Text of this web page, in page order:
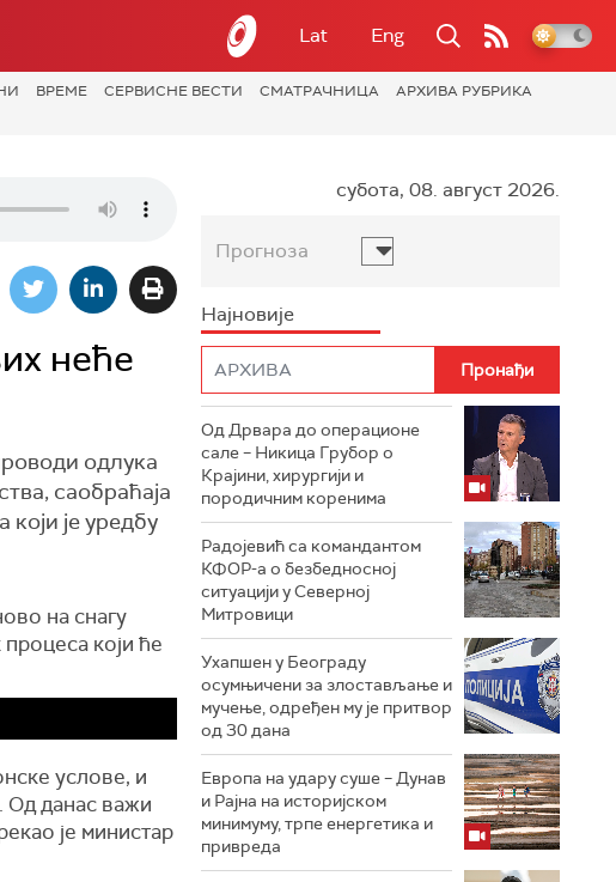
Lat Eng
ВРЕМЕ СЕРВИСНЕ ВЕСТИ СМАТРАЧНИЦА
АРХИВА РУБРИКА
неће
одлука
саобраћаја
је уредбу
на снагу
који ће
услове, и
Од данас важи
је министар
субота, 08. август 2026.
Прогноза
Најновије
Од Дрвара до операционе
сале – Никица Грубор о
Крајини, хирургији и
породичним коренима
Радојевић са командантом
КФОР-а о безбедносној
ситуацији у Северној
Митровици
Ухапшен у Београду
осумњичени за злостављање и
мучење, одређен му је притвор
од 30 дана
Европа на удару суше – Дунав
и Рајна на историјском
минимуму, трпе енергетика и
привреда